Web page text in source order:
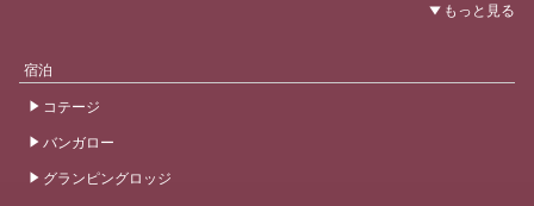
宿泊
コテージ
バンガロー
グランピングロッジ